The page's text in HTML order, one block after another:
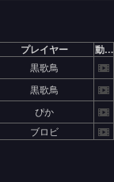
プレイヤー 動画
黒歌鳥
黒歌鳥
ぴか
ブロビ